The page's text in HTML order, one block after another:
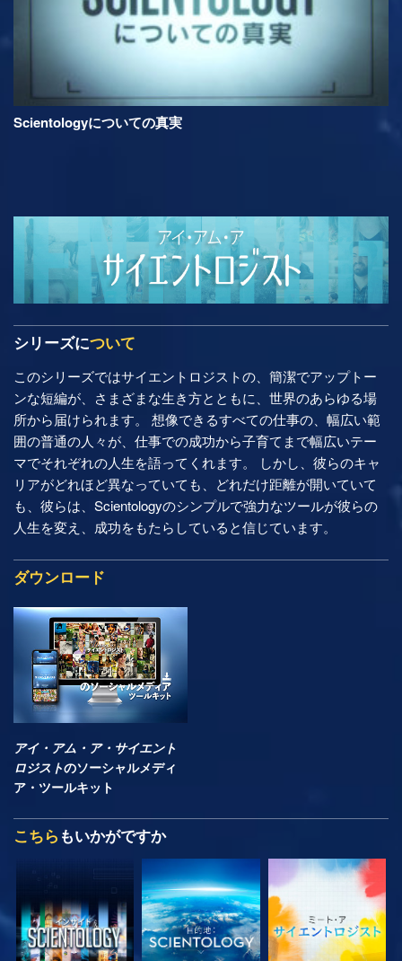
Scientologyについての真実
シリーズについて
このシリーズではサイエントロジストの、簡潔でアップトー
ンな短編が、さまざまな生き方とともに、世界のあらゆる場
所から届けられます。 想像できるすべての仕事の、幅広い範
囲の普通の人々が、仕事での成功から子育てまで幅広いテー
マでそれぞれの人生を語ってくれます。 しかし、彼らのキャ
リアがどれほど異なっていても、どれだけ距離が開いていて
も、彼らは、Scientologyのシンプルで強力なツールが彼らの
人生を変え、成功をもたらしていると信じています。
ダウンロード
アイ・アム・ア・サイエント
ロジストのソーシャルメディ
ア・ツールキット
こちら もいかがですか